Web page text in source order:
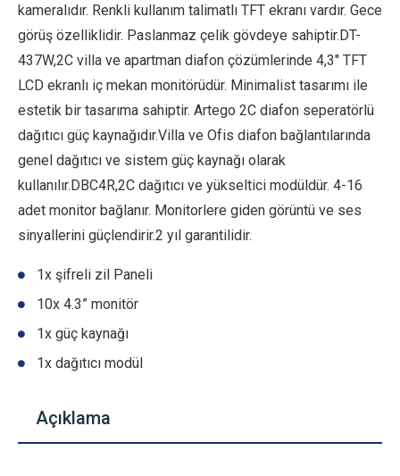
kameralıdır. Renkli kullanım talimatlı TFT ekranı vardır. Gece
görüş özelliklidir. Paslanmaz çelik gövdeye sahiptir.DT-
437W,2C villa ve apartman diafon çözümlerinde 4,3″ TFT
LCD ekranlı iç mekan monitörüdür. Minimalist tasarımı ile
estetik bir tasarıma sahiptir. Artego 2C diafon seperatörlü
dağıtıcı güç kaynağıdır.Villa ve Ofis diafon bağlantılarında
genel dağıtıcı ve sistem güç kaynağı olarak
kullanılır.DBC4R,2C dağıtıcı ve yükseltici modüldür. 4-16
adet monitor bağlanır. Monitorlere giden görüntü ve ses
sinyallerini güçlendirir.2 yıl garantilidir.
1x şifreli zil Paneli
10x 4.3” monitör
1x güç kaynağı
1x dağıtıcı modül
Açıklama